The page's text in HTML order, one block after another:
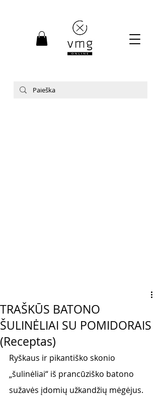
TRAŠKŪS BATONO
ŠULINĖLIAI SU POMIDORAIS
(Receptas)
Ryškaus ir pikantiško skonio
„šulinėliai“ iš prancūziško batono
sužavės įdomių užkandžių mėgėjus.